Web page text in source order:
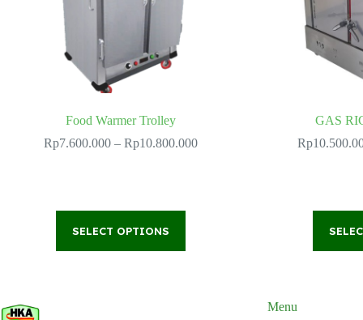
Food Warmer Trolley
Rp7.600.000 – Rp10.800.000Price
SELECT OPTIONS
product
GAS
Rp
Menu